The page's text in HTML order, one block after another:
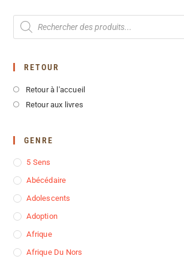
RETOUR
Retour à l'accueil
Retour aux livres
GENRE
5 Sens
Abécédaire
Adolescents
Adoption
Afrique
Afrique Du Nors